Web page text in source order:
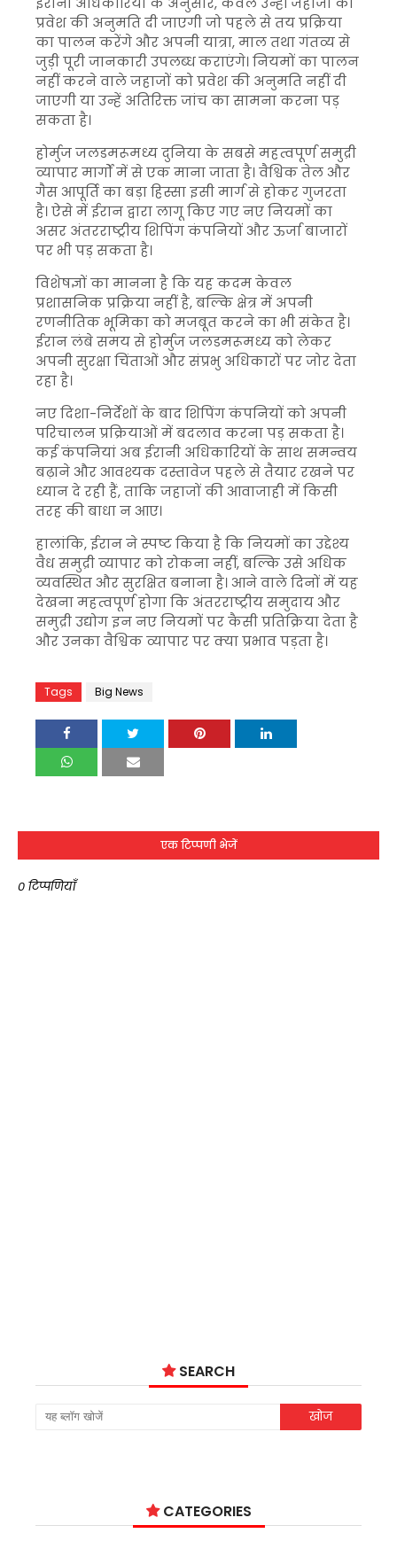
प्रवेश की अनुमति दी जाएगी जो पहले से तय प्रक्रिया
का पालन करेंगे और अपनी यात्रा, माल तथा गंतव्य से
जुड़ी पूरी जानकारी उपलब्ध कराएंगे। नियमों का पालन
नहीं करने वाले जहाजों को प्रवेश की अनुमति नहीं दी
जाएगी या उन्हें अतिरिक्त जांच का सामना करना पड़
सकता है।
होर्मुज जलडमरूमध्य दुनिया के सबसे महत्वपूर्ण समुद्री
व्यापार मार्गों में से एक माना जाता है। वैश्विक तेल और
गैस आपूर्ति का बड़ा हिस्सा इसी मार्ग से होकर गुजरता
है। ऐसे में ईरान द्वारा लागू किए गए नए नियमों का
असर अंतरराष्ट्रीय शिपिंग कंपनियों और ऊर्जा बाजारों
पर भी पड़ सकता है।
विशेषज्ञों का मानना है कि यह कदम केवल
प्रशासनिक प्रक्रिया नहीं है, बल्कि क्षेत्र में अपनी
रणनीतिक भूमिका को मजबूत करने का भी संकेत है।
ईरान लंबे समय से होर्मुज जलडमरूमध्य को लेकर
अपनी सुरक्षा चिंताओं और संप्रभु अधिकारों पर जोर देता
रहा है।
नए दिशा-निर्देशों के बाद शिपिंग कंपनियों को अपनी
परिचालन प्रक्रियाओं में बदलाव करना पड़ सकता है।
कई कंपनियां अब ईरानी अधिकारियों के साथ समन्वय
बढ़ाने और आवश्यक दस्तावेज पहले से तैयार रखने पर
ध्यान दे रही हैं, ताकि जहाजों की आवाजाही में किसी
तरह की बाधा न आए।
हालांकि, ईरान ने स्पष्ट किया है कि नियमों का उद्देश्य
वैध समुद्री व्यापार को रोकना नहीं, बल्कि उसे अधिक
व्यवस्थित और सुरक्षित बनाना है। आने वाले दिनों में यह
देखना महत्वपूर्ण होगा कि अंतरराष्ट्रीय समुदाय और
समुद्री उद्योग इन नए नियमों पर कैसी प्रतिक्रिया देता है
और उनका वैश्विक व्यापार पर क्या प्रभाव पड़ता है।
Tags Big News
एक टिप्पणी भेजें
0 टिप्पणियाँ
SEARCH
CATEGORIES